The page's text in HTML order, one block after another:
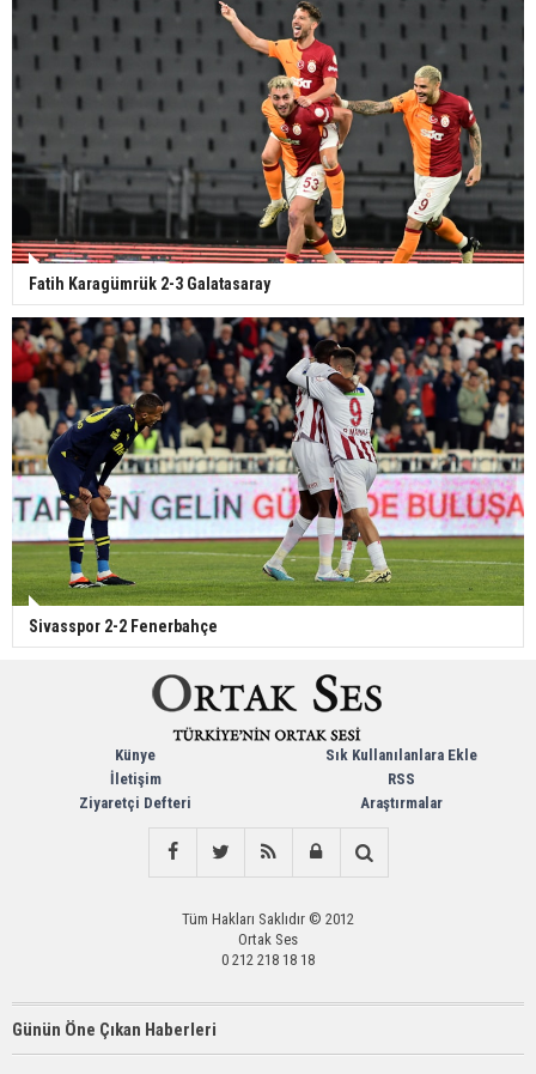
Fatih Karagümrük 2-3 Galatasaray
Sivasspor 2-2 Fenerbahçe
Künye
İletişim
Ziyaretçi Defteri
Sık Kullanılanlara Ekle
RSS
Araştırmalar
Tüm Hakları Saklıdır © 2012
Ortak Ses
0 212 218 18 18
Günün Öne Çıkan Haberleri